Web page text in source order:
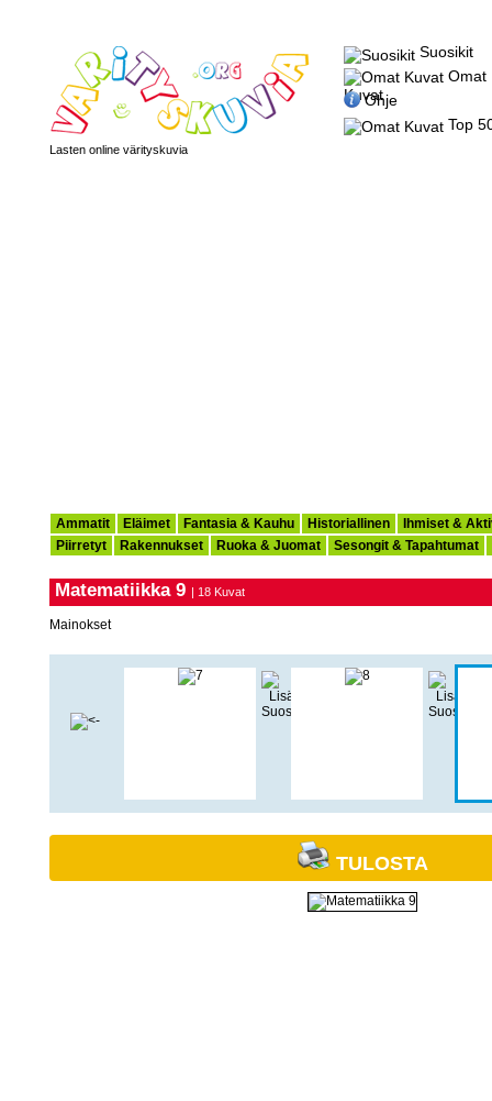
Lasten online värityskuvia
Suosikit
Omat
KuvatOhje
Top
Ammatit Eläimet Fantasia & Kauhu Historiallinen
Ihmiset &
Piirretyt
Rakennukset Ruoka & Juomat Sesongit & Tapahtumat
Matematiikka 9 | 18 Kuvat
Mainokset
TULOSTA